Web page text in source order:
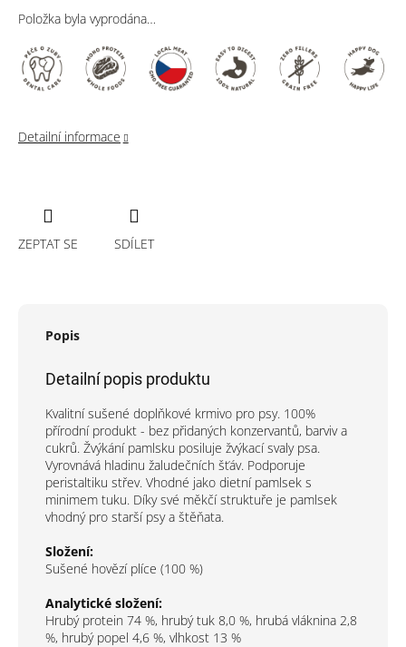
Položka byla vyprodána…
Detailní informace
ZEPTAT SE SDÍLET
Popis
Detailní popis produktu
Kvalitní sušené doplňkové krmivo pro psy. 100%
přírodní produkt - bez přidaných konzervantů, barviv a
cukrů. Žvýkání pamlsku posiluje žvýkací svaly psa.
Vyrovnává hladinu žaludečních šťáv. Podporuje
peristaltiku střev. Vhodné jako dietní pamlsek s
minimem tuku. Díky své měkčí struktuře je pamlsek
vhodný pro starší psy a štěňata.
Složení:
Sušené hovězí plíce (100 %)
Analytické složení:
Hrubý protein 74 %, hrubý tuk 8,0 %, hrubá vláknina 2,8
%, hrubý popel 4,6 %, vlhkost 13 %